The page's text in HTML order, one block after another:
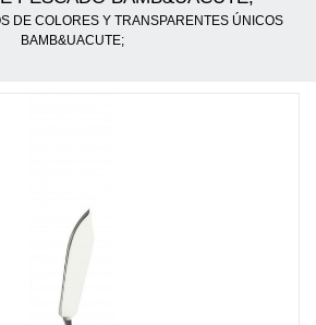
DE COLORES Y TRANSPARENTES ÚNICOS
BAMB&UACUTE;